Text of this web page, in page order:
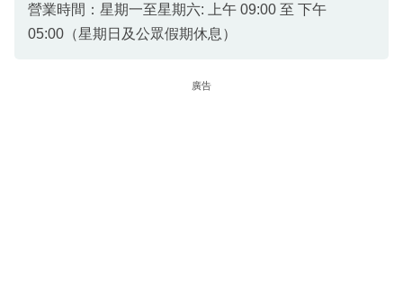
營業時間：星期一至星期六: 上午 09:00 至 下午
05:00（星期日及公眾假期休息）
廣告